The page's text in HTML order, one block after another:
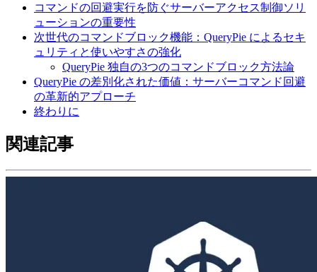
コマンドの回避実行を防ぐサーバーアクセス制御ソリ
ューションの重要性
次世代のコマンドブロック機能：QueryPie によるセキ
ュリティと使いやすさの強化
QueryPie 独自の3つのコマンドブロック方法論
QueryPie の差別化された価値：サーバーコマンド回避
の革新的アプローチ
終わりに
関連記事